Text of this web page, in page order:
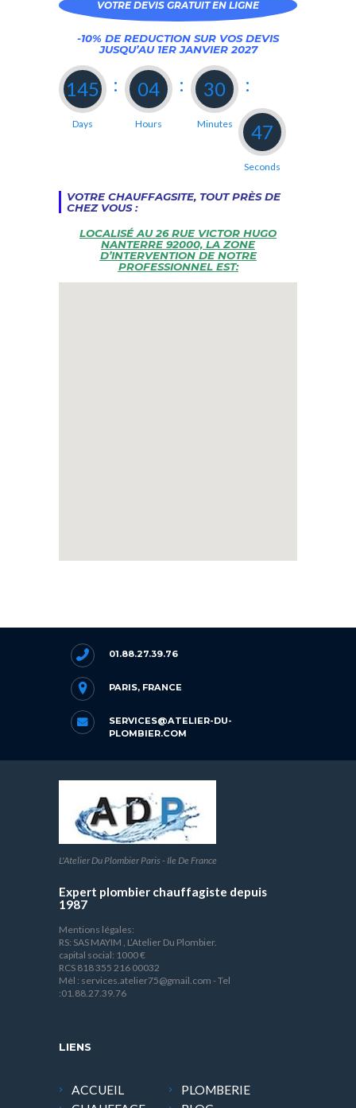
VOTRE DEVIS GRATUIT EN LIGNE
-10% DE REDUCTION SUR VOS DEVIS
JUSQU’AU 1ER JANVIER 2027
145
Days
: 04
Hours
: 30
Minutes
:
46
Seconds
VOTRE CHAUFFAGSITE, TOUT PRÈS DE
CHEZ VOUS :
LOCALISÉ AU 26 RUE VICTOR HUGO
NANTERRE 92000, LA ZONE
D’INTERVENTION DE NOTRE
PROFESSIONNEL EST:
01.88.27.39.76
PARIS, FRANCE
SERVICES@ATELIER-DU-
PLOMBIER.COM
L'Atelier Du Plombier Paris - Ile De France
Expert plombier chauffagiste depuis
1987
Mentions légales:
RS: SAS MAYIM , L’Atelier Du Plombier.
capital social: 1000 €
RCS 818 355 216 00032
Mèl : services.atelier75@gmail.com - Tel
:01.88.27.39.76
LIENS
ACCUEIL
PLOMBERIE